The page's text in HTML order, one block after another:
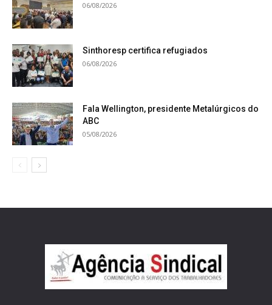
06/08/2026
Sinthoresp certifica refugiados
06/08/2026
Fala Wellington, presidente Metalúrgicos do
ABC
05/08/2026